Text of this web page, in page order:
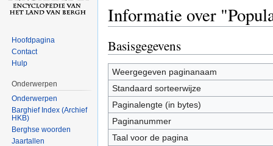
Informatie over
Basisgegevens
Weergegeven paginanaam
Standaard sorteerwijze
Paginalengte (in bytes)
Paginanummer
Taal voor de pagina
Hoofdpagina
Contact
Hulp
Onderwerpen
Onderwerpen
Barghief Index (Archief
HKB)
Berghse woorden
Jaartallen